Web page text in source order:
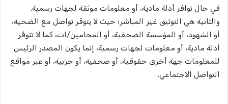
في حال توافر أدلة مادية، أو معلومات موثقة لجهات رسمية.
والثانية هي التوثيق غير المباشر؛ حيث لا يتوفّر تواصل مع الضحية،
أو الشهود، أو المؤسسة الصحفية، أو المحامين/ات، كما لا تتوفّر
أدلة مادية، أو معلومات لجهات رسمية، إنما يكون المصدر الرئيس
للمعلومات جهة أخرى حقوقية، أو صحفية، أو حزبية، أو عبر مواقع
التواصل الاجتماعي.